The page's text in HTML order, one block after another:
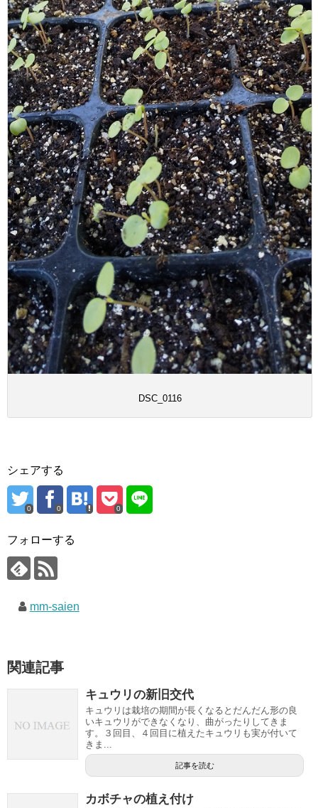
DSC_0116
シェアする
0 0 0
フォローする
mm-saien
関連記事
キュウリの新旧交代
キュウリは栽培の期間が長くなるとだんだん形の良
いキュウリができなくなり、曲がったりしてきま
す。３回目、４回目に植えたキュウリも実が付いて
きま...
記事を読む
カボチャの植え付け